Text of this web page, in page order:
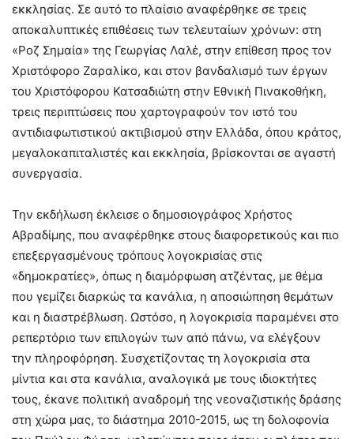
εκκλησίας. Σε αυτό το πλαίσιο αναφέρθηκε σε τρεις
αποκαλυπτικές επιθέσεις των τελευταίων χρόνων: στη
«Ροζ Σημαία» της Γεωργίας Λαλέ, στην επίθεση προς τον
Χριστόφορο Ζαραλίκο, και στον βανδαλισμό των έργων
του Χριστόφορου Κατσαδιώτη στην Εθνική Πινακοθήκη,
τρεις περιπτώσεις που χαρτογραφούν τον ιστό του
αντιδιαφωτιστικού ακτιβισμού στην Ελλάδα, όπου κράτος,
μεγαλοκαπιταλιστές και εκκλησία, βρίσκονται σε αγαστή
συνεργασία.
Την εκδήλωση έκλεισε ο δημοσιογράφος Χρήστος
Αβραδίμης, που αναφέρθηκε στους διαφορετικούς και πιο
επεξεργασμένους τρόπους λογοκρισίας στις
«δημοκρατίες», όπως η διαμόρφωση ατζέντας, με θέμα
που γεμίζει διαρκώς τα κανάλια, η αποσιώπηση θεμάτων
και η διαστρέβλωση. Ωστόσο, η λογοκρισία παραμένει στο
ρεπερτόριο των επιλογών των από πάνω, να ελέγξουν
την πληροφόρηση. Συσχετίζοντας τη λογοκρισία στα
μίντια και στα κανάλια, αναλογικά με τους ιδιοκτήτες
τους, έκανε πολιτική αναδρομή της νεοναζιστικής δράσης
στη χώρα μας, το διάστημα 2010-2015, ως τη δολοφονία